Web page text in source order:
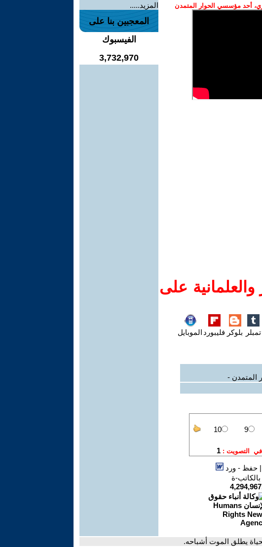
أحد مؤسسي الحوار المتمدن
على
تمبلر بلوكر فليبورد الموبايل
المتمدن -
|حفظ - ورد
ة
المزيد.....
المعجبين بنا على
الفيسبوك
3,732,970